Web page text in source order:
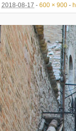
2018-08-17 - 600 × 900 -